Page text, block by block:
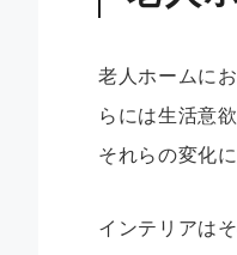
老人ホームに
らには生活意
それらの変化
インテリアは